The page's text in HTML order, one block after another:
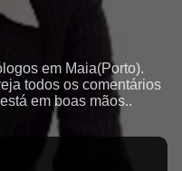
em Maia(Porto).
todos os comentários
em boas mãos..